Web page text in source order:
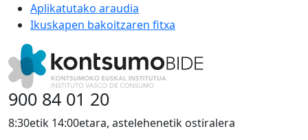
Aplikatutako araudia
Ikuskapen bakoitzaren fitxa
900 84 01 20
8:30etik 14:00etara, astelehenetik ostiralera